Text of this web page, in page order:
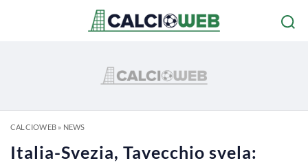
CALCIOWEB» NEWS
Italia-Svezia, Tavecchio svela: